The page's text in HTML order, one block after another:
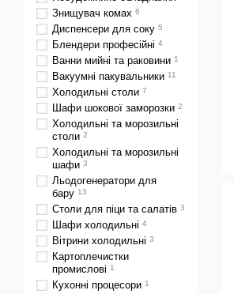
Знищувач комах 6
Диспенсери для соку 5
Блендери професійні 4
Ванни мийні та раковини 1
Вакуумні пакувальники 11
Холодильні столи 7
Шафи шокової заморозки 2
Холодильні та морозильні
столи 2
Холодильні та морозильні
шафи 3
Льодогенератори для
бару 13
Столи для піци та салатів 3
Шафи холодильні 4
Вітрини холодильні 3
Картоплечистки
промислові 1
Кухонні процесори 1